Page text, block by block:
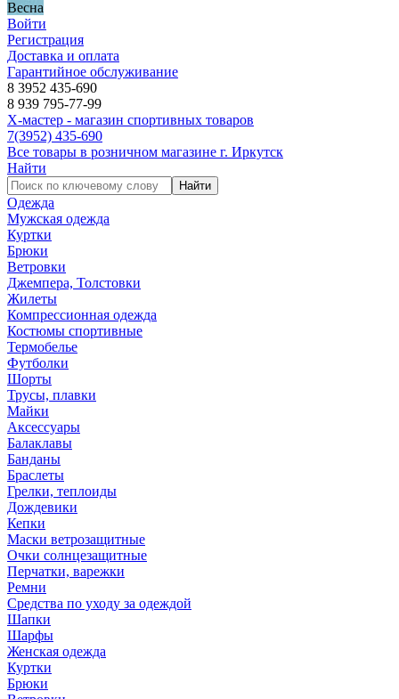
Весна
Войти
Регистрация
Доставка и оплата
Гарантийное обслуживание
8 3952 435-690
8 939 795-77-99
Х-мастер - магазин спортивных товаров
7(3952) 435-690
Все товары в розничном магазине г. Иркутск
Найти
Найти
Одежда
Мужская одежда
Куртки
Брюки
Ветровки
Джемпера, Толстовки
Жилеты
Компрессионная одежда
Костюмы спортивные
Термобелье
Футболки
Шорты
Трусы, плавки
Майки
Аксессуары
Балаклавы
Банданы
Браслеты
Грелки, теплоиды
Дождевики
Кепки
Маски ветрозащитные
Очки солнцезащитные
Перчатки, варежки
Ремни
Средства по уходу за одеждой
Шапки
Шарфы
Женская одежда
Куртки
Брюки